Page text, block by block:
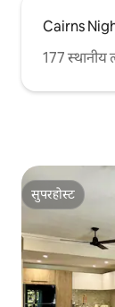
Cairns
177 स्थानीय
सुपरहोस्ट
सुपरहोस्ट